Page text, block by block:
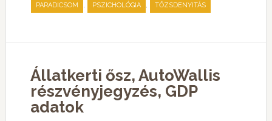
PARADICSOM , PSZICHOLÓGIA , TŐZSDENYITÁS
Állatkerti ősz, AutoWallis
részvényjegyzés, GDP
adatok